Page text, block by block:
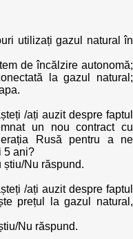
utilizați gazul natural în
de încălzire autonomă;
la gazul natural;
/ați auzit despre faptul
un nou contract cu
Rusă pentru a ne
5 ani?
știu/Nu răspund.
/ați auzit despre faptul
prețul la gazul natural,
Nu răspund.